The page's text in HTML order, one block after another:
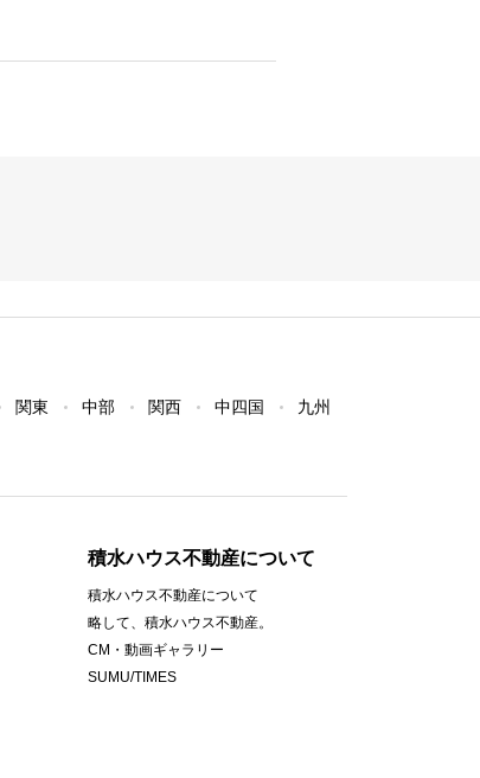
関東 中部 関西 中四国 九州
積水ハウス不動産について
積水ハウス不動産について
略して、積水ハウス不動産。
CM・動画ギャラリー
SUMU/TIMES